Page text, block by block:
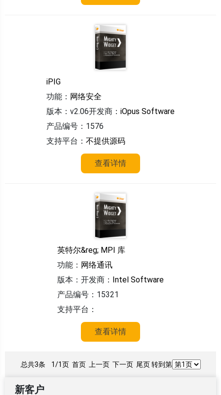
iPIG
功能： 网络安全
版本：v2.06开发商： iOpus Software
产品编号：1576
支持平台： 不提供源码
查看详情
英特尔&reg; MPI 库
功能： 网络通讯
版本： 开发商： Intel Software
产品编号：15321
支持平台：
查看详情
总共3条 1/1页 首页 上一页 下一页 尾页 转到第
新客户